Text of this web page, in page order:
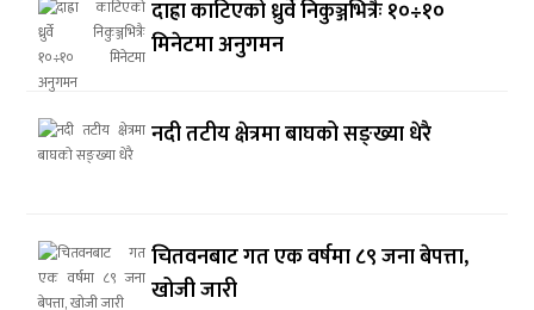
दाह्रा काटिएको ध्रुर्वे निकुञ्जभित्रैः १०÷१०
मिनेटमा अनुगमन
नदी तटीय क्षेत्रमा बाघको सङ्ख्या धेरै
चितवनबाट गत एक वर्षमा ८९ जना बेपत्ता,
खोजी जारी